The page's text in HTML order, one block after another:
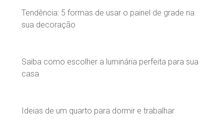
Tendência: 5 formas de usar o painel de grade na
sua decoração
Saiba como escolher a luminária perfeita para sua
casa
Ideias de um quarto para dormir e trabalhar